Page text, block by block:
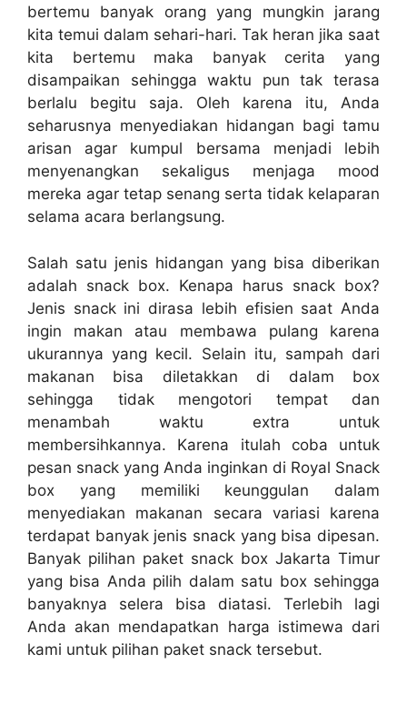
bertemu banyak orang yang mungkin jarang
kita temui dalam sehari-hari. Tak heran jika saat
kita bertemu maka banyak cerita yang
disampaikan sehingga waktu pun tak terasa
berlalu begitu saja. Oleh karena itu, Anda
seharusnya menyediakan hidangan bagi tamu
arisan agar kumpul bersama menjadi lebih
menyenangkan sekaligus menjaga mood
mereka agar tetap senang serta tidak kelaparan
selama acara berlangsung.
Salah satu jenis hidangan yang bisa diberikan
adalah snack box. Kenapa harus snack box?
Jenis snack ini dirasa lebih efisien saat Anda
ingin makan atau membawa pulang karena
ukurannya yang kecil. Selain itu, sampah dari
makanan bisa diletakkan di dalam box
sehingga tidak mengotori tempat dan
menambah waktu extra untuk
membersihkannya. Karena itulah coba untuk
pesan snack yang Anda inginkan di Royal Snack
box yang memiliki keunggulan dalam
menyediakan makanan secara variasi karena
terdapat banyak jenis snack yang bisa dipesan.
Banyak pilihan paket snack box Jakarta Timur
yang bisa Anda pilih dalam satu box sehingga
banyaknya selera bisa diatasi. Terlebih lagi
Anda akan mendapatkan harga istimewa dari
kami untuk pilihan paket snack tersebut.